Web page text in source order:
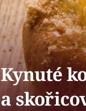
Kynuté
a